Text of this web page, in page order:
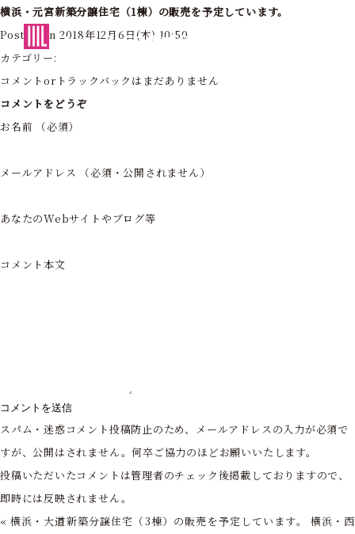
フォーライフ株式会社
横浜・元宮新築分譲住宅（1棟）の販売を予定しています。
Posted on 2018年12月6日(木) 10:50
カテゴリー:
コメントorトラックバックはまだありません
コメントをどうぞ
お名前 （必須）
メールアドレス （必須・公開されません）
あなたのWebサイトやブログ等
コメント本文
スパム・迷惑コメント投稿防止のため、メールアドレスの入力が必須で
すが、公開はされません。何卒ご協力のほどお願いいたします。
投稿いただいたコメントは管理者のチェック後掲載しておりますので、
即時には反映されません。
« 横浜・大道新築分譲住宅（3棟）の販売を予定しています。
横浜・西